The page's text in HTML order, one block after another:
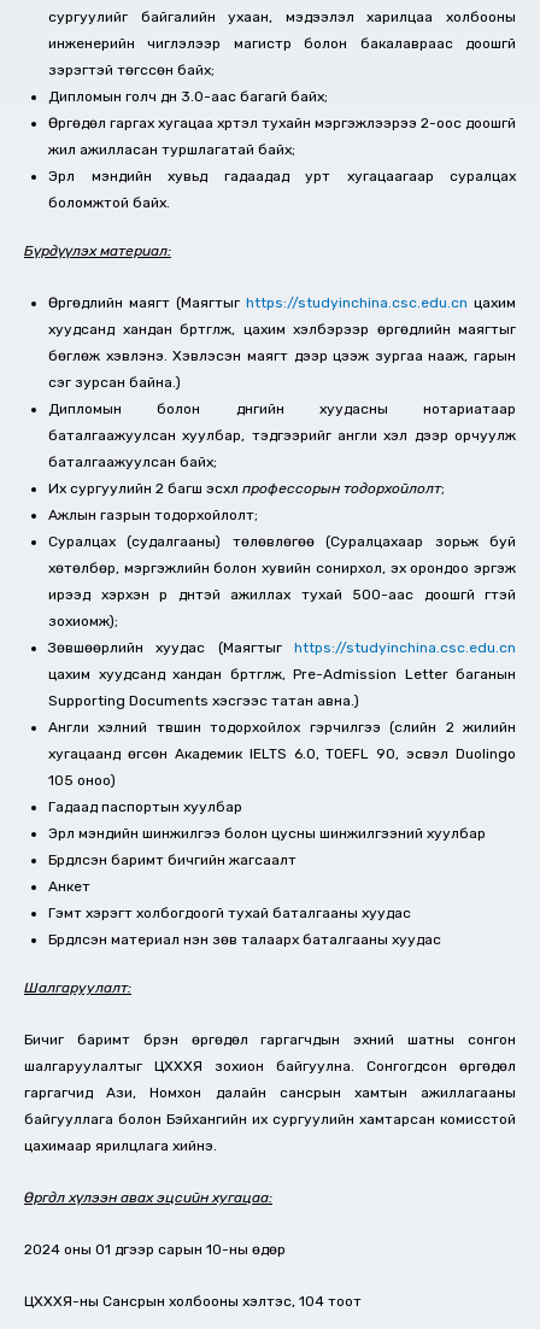
сургуулийг байгалийн ухаан, мэдээлэл харилцаа холбооны
инженерийн чиглэлээр магистр болон бакалавраас доошгүй
зэрэгтэй төгссөн байх;
Дипломын голч дүн 3.0-аас багагүй байх;
Өргөдөл гаргах хугацаа хүртэл тухайн мэргэжлээрээ 2-оос доошгүй
жил ажилласан туршлагатай байх;
Эрүүл мэндийн хувьд гадаадад урт хугацаагаар суралцах
боломжтой байх.
Бүрдүүлэх материал:
Өргөдлийн маягт (Маягтыг https://studyinchina.csc.edu.cn цахим
хуудсанд хандан бүртгүүлж, цахим хэлбэрээр өргөдлийн маягтыг
бөглөж хэвлэнэ. Хэвлэсэн маягт дээр цээж зургаа нааж, гарын
үсэг зурсан байна.)
Дипломын болон дүнгийн хуудасны нотариатаар
баталгаажуулсан хуулбар, тэдгээрийг англи хэл дээр орчуулж
баталгаажуулсан байх;
Их сургуулийн 2 багш эсхүл профессорын тодорхойлолт;
Ажлын газрын тодорхойлолт;
Суралцах (судалгааны) төлөвлөгөө (Суралцахаар зорьж буй
хөтөлбөр, мэргэжлийн болон хувийн сонирхол, эх орондоо эргэж
ирээд хэрхэн үр дүнтэй ажиллах тухай 500-аас доошгүй үгтэй
зохиомж);
Зөвшөөрлийн хуудас (Маягтыг https://studyinchina.csc.edu.cn
цахим хуудсанд хандан бүртгүүлж, Pre-Admission Letter баганын
Supporting Documents хэсгээс татан авна.)
Англи хэлний түвшин тодорхойлох гэрчилгээ (сүүлийн 2 жилийн
хугацаанд өгсөн Академик IELTS 6.0, TOEFL 90, эсвэл Duolingo
105 оноо)
Гадаад паспортын хуулбар
Эрүүл мэндийн шинжилгээ болон цусны шинжилгээний хуулбар
Бүрдүүлсэн баримт бичгийн жагсаалт
Анкет
Гэмт хэрэгт холбогдоогүй тухай баталгааны хуудас
Бүрдүүлсэн материал үнэн зөв талаарх баталгааны хуудас
Шалгаруулалт:
Бичиг баримт бүрэн өргөдөл гаргагчдын эхний шатны сонгон
шалгаруулалтыг ЦХХХЯ зохион байгуулна. Сонгогдсон өргөдөл
гаргагчид Ази, Номхон далайн сансрын хамтын ажиллагааны
байгууллага болон Бэйхангийн их сургуулийн хамтарсан комисстой
цахимаар ярилцлага хийнэ.
Өргөдөл хүлээн авах эцсийн хугацаа:
2024 оны 01 дүгээр сарын 10-ны өдөр
ЦХХХЯ-ны Сансрын холбооны хэлтэс, 104 тоот